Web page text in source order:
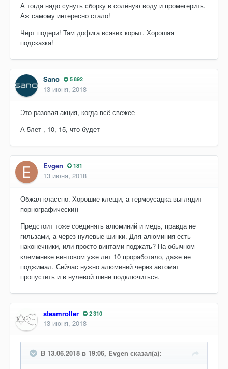
А тогда надо сунуть сборку в солёную воду и промегерить.
Аж самому интересно стало!
Чёрт подери! Там дофига всяких корыт. Хорошая
подсказка!
Sano 5 892
13 июня, 2018
Это разовая акция, когда всё свежее
А 5лет , 10, 15, что будет
Evgen 181
13 июня, 2018
Обжал классно. Хорошие клещи, а термоусадка выглядит
порнографически))
Предстоит тоже соединять алюминий и медь, правда не
гильзами, а через нулевые шинки. Для алюминия есть
наконечники, или просто винтами поджать? На обычном
клеммнике винтовом уже лет 10 проработало, даже не
поджимал. Сейчас нужно алюминий через автомат
пропустить и в нулевой шине подключиться.
steamroller 2 310
13 июня, 2018
В 13.06.2018 в 19:06, Evgen сказал(а):